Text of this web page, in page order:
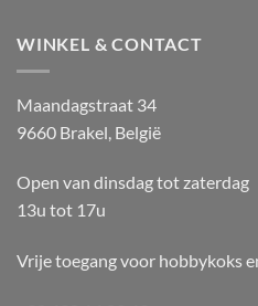
WINKEL & CONTACT
Maandagstraat 34
9660 Brakel, België
Open van dinsdag tot zaterdag
13u tot 17u
Vrije toegang voor hobbykoks